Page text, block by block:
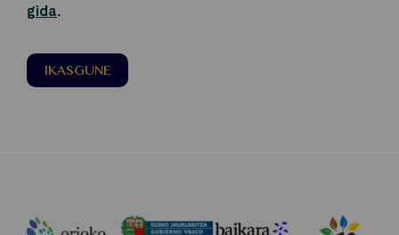
gida.
IKASGUNE